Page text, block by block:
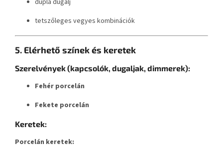
tetszőleges vegyes kombinációk
5. Elérhető színek és keretek
Szerelvények (kapcsolók, dugaljak, dimmerek):
Fehér porcelán
Fekete porcelán
Keretek:
Porcelán keretek: